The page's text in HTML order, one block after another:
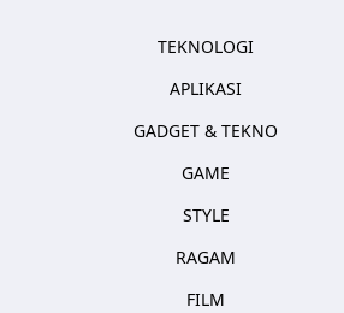
TEKNOLOGI
APLIKASI
GADGET & TEKNO
GAME
STYLE
RAGAM
FILM